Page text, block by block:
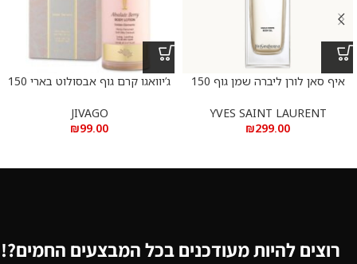
איף סאן לורן ליברה שמן גוף 150
YVES SAINT LAURENT
₪299.00
ג’יוואגו קרם גוף אבסולוט בארי 150
JIVAGO
₪99.00
רוצים להיות מעודכנים בכל המבצעים החמים?!